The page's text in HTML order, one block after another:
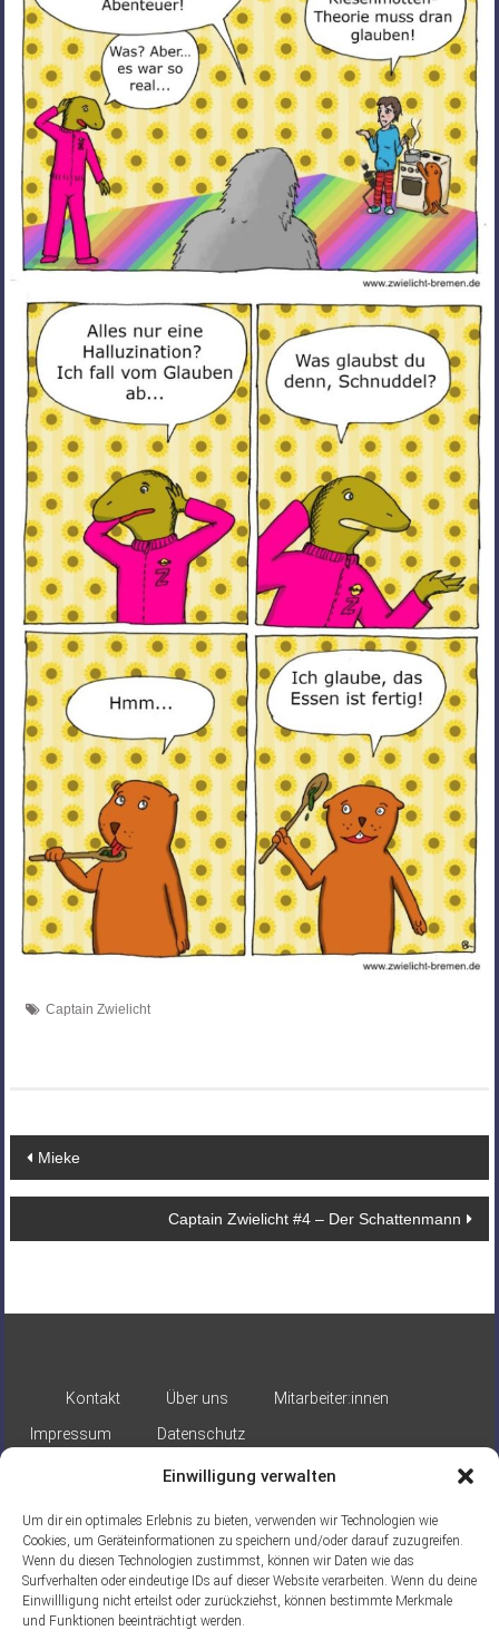
Einwilligung verwalten
Um dir ein optimales Erlebnis zu bieten, verwenden wir Technologien wie
Cookies, um Geräteinformationen zu speichern und/oder darauf zuzugreifen.
Wenn du diesen Technologien zustimmst, können wir Daten wie das
Surfverhalten oder eindeutige IDs auf dieser Website verarbeiten. Wenn du deine
Einwillligung nicht erteilst oder zurückziehst, können bestimmte Merkmale
und Funktionen beeinträchtigt werden.
Captain Zwielicht
Beitragsnavigation
Mieke
Captain Zwielicht #4 – Der Schattenmann
Kontakt Über uns
Mitarbeiter:innen
Impressum
Datenschutz
Gefördert durch: